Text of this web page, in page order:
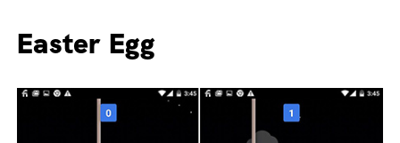
Easter Egg